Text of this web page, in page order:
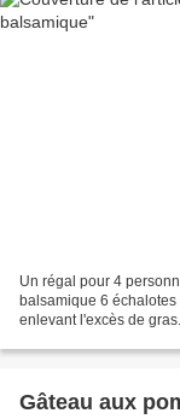
Un régal pour 4
balsamique 6
enlevant l'excès de
Gâteau aux